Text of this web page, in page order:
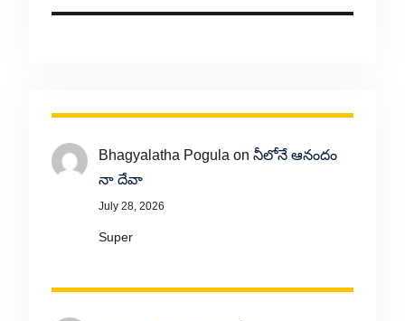
Bhagyalatha Pogula on నీలోనే ఆనందం
నా దేవా
July 28, 2026
Super